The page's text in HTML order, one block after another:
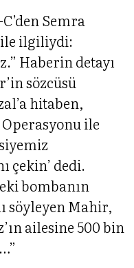
Semra
ile ilgiliydi:
Haberin detayı
sözcüsü
hitaben,
ile
çekin’ dedi.
bombanın
söyleyen Mahir,
ailesine 500 bin